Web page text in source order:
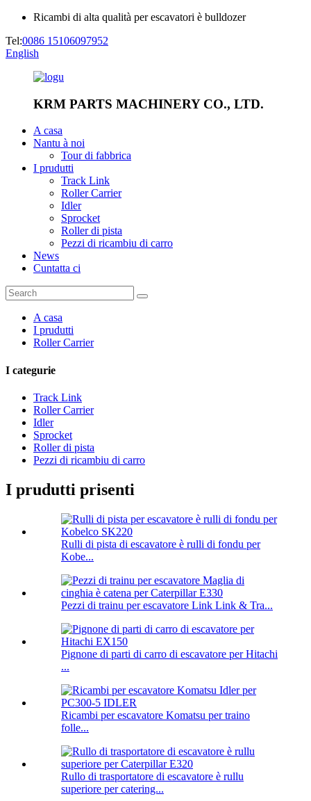
Ricambi di alta qualità per escavatori è bulldozer
Tel:0086 15106097952
English
KRM PARTS MACHINERY CO., LTD.
A casa
Nantu à noi
Tour di fabbrica
I prudutti
Track Link
Roller Carrier
Idler
Sprocket
Roller di pista
Pezzi di ricambiu di carro
News
Cuntatta ci
A casa
I prudutti
Roller Carrier
I categurie
Track Link
Roller Carrier
Idler
Sprocket
Roller di pista
Pezzi di ricambiu di carro
I prudutti prisenti
Rulli di pista di escavatore è rulli di fondu per
Kobe...
Pezzi di trainu per escavatore Link Link & Tra...
Pignone di parti di carro di escavatore per Hitachi
...
Ricambi per escavatore Komatsu per traino
folle...
Rullo di trasportatore di escavatore è rullu
superiore per catering...